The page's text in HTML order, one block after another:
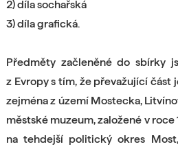
2) díla sochařská
3) díla grafická.
Předměty začleněné do sbírky
z Evropy s tím, že převažující část
zejména z území Mostecka,
městské muzeum, založené v
na tehdejší politický okres